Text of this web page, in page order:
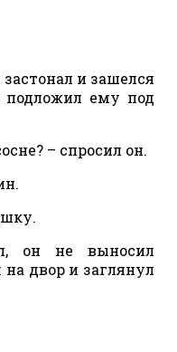
и зашелся
подложил ему под
– спросил он.
он не выносил
двор и заглянул